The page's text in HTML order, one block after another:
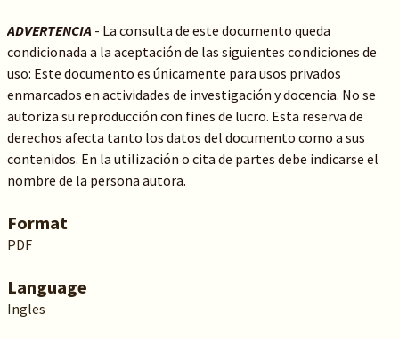
ADVERTENCIA- La consulta de este documento queda
condicionada a la aceptación de las siguientes condiciones de
uso: Este documento es únicamente para usos privados
enmarcados en actividades de investigación y docencia. No se
autoriza su reproducción con fines de lucro. Esta reserva de
derechos afecta tanto los datos del documento como a sus
contenidos. En la utilización o cita de partes debe indicarse el
nombre de la persona autora.
Format
PDF
Language
Ingles